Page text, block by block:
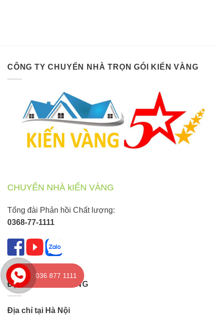
CÔNG TY CHUYỂN NHÀ TRỌN GÓI KIẾN VÀNG
CHUYỂN NHÀ kIẾN VÀNG
Tổng đài Phản hồi Chất lượng:
0368-77-1111
ĐỊA CHỈ KIẾN VÀNG
Địa chỉ tại Hà Nội
036 877 1111